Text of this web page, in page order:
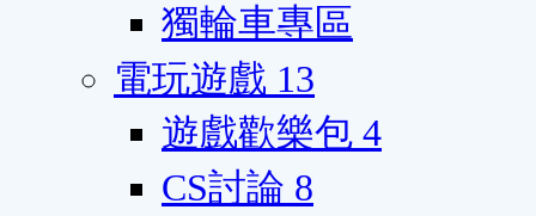
獨輪車專區
電玩遊戲 13
遊戲歡樂包 4
CS討論 8